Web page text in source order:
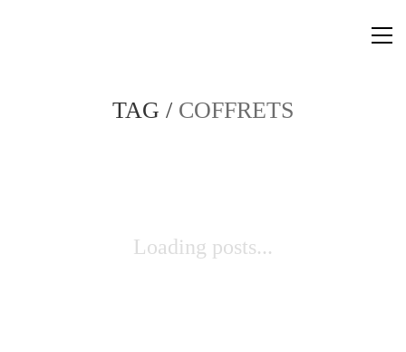
TAG / COFFRETS
Loading posts...